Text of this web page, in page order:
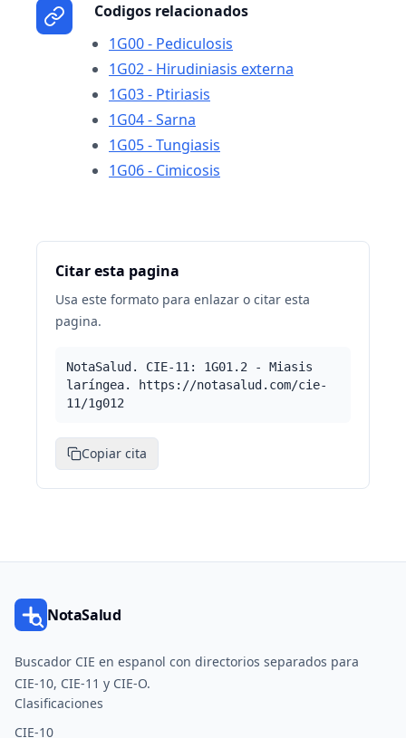
Codigos relacionados
1G00 - Pediculosis
1G02 - Hirudiniasis externa
1G03 - Ptiriasis
1G04 - Sarna
1G05 - Tungiasis
1G06 - Cimicosis
Citar esta pagina
Usa este formato para enlazar o citar esta
pagina.
NotaSalud. CIE-11: 1G01.2 - Miasis
laríngea. https://notasalud.com/cie-
11/1g012
Copiar cita
NotaSalud
Buscador CIE en espanol con directorios separados para
CIE-10, CIE-11 y CIE-O.
Clasificaciones
CIE-10